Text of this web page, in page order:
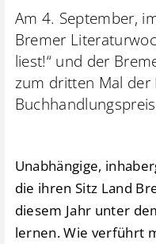
Am 4. September,
Bremer
liest!“ und der
zum dritten Mal der
Unabhängige,
die ihren Sitz Land
diesem Jahr unter
lernen. Wie verführt